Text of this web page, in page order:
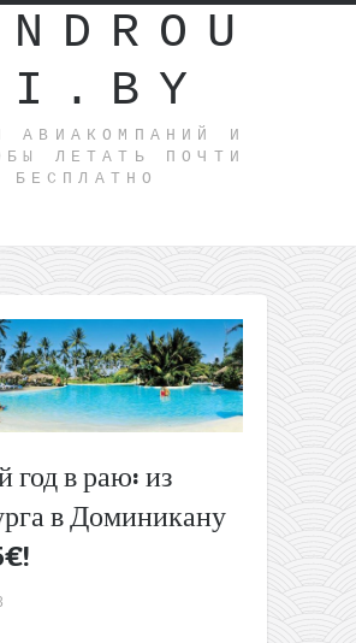
АВИАКОМПАНИЙ И
ЛЕТАТЬ ПОЧТИ
БЕСПЛАТНО
год в раю: из
в Доминикану
Groupon:
купон на
скидку в
Bravoavia
на 40€
как за